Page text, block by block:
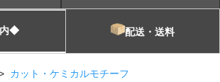
◆ 配送・送料
カット・ケミカルモチーフ